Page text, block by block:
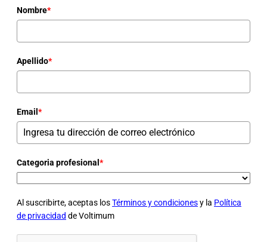
Nombre*
Apellido*
Email *
Categoria profesional *
Al suscribirte, aceptas losTérminos y condicionesy la Política
de privacidad de Voltimum